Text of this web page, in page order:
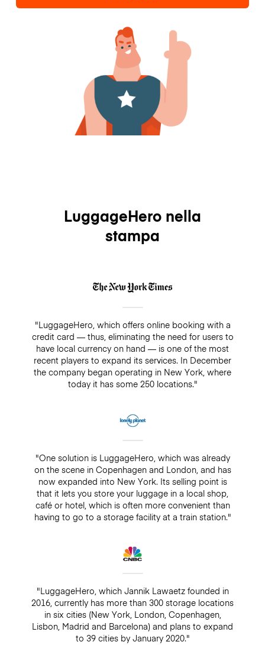
LuggageHero nella
stampa
"LuggageHero, which offers online booking with a
credit card — thus, eliminating the need for users to
have local currency on hand — is one of the most
recent players to expand its services. In December
the company began operating in New York, where
today it has some 250 locations."
"One solution is LuggageHero, which was already
on the scene in Copenhagen and London, and has
now expanded into New York. Its selling point is
that it lets you store your luggage in a local shop,
café or hotel, which is often more convenient than
having to go to a storage facility at a train station."
"LuggageHero, which Jannik Lawaetz founded in
2016, currently has more than 300 storage locations
in six cities (New York, London, Copenhagen,
Lisbon, Madrid and Barcelona) and plans to expand
to 39 cities by January 2020."